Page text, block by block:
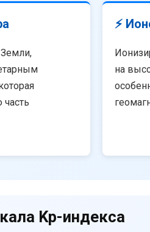
⚡
на
Kp-индекса